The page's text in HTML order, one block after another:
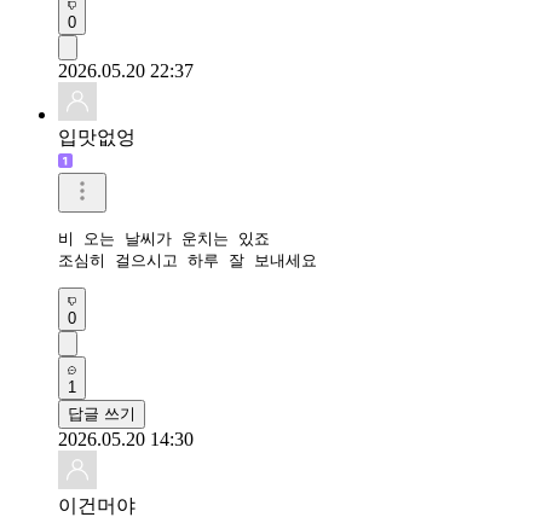
0
2026.05.20 22:37
입맛없엉
비 오는 날씨가 운치는 있죠
조심히 걸으시고 하루 잘 보내세요
0
1
답글 쓰기
2026.05.20 14:30
이건머야